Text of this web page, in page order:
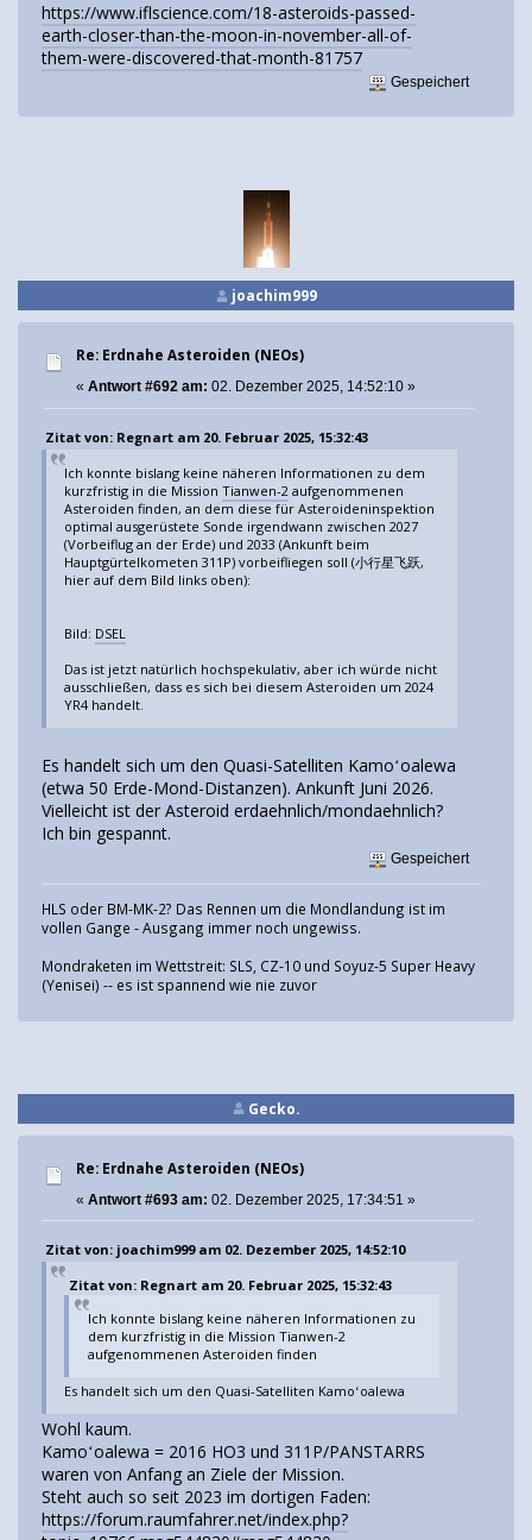
https://www.iflscience.com/18-asteroids-passed-
earth-closer-than-the-moon-in-november-all-of-
them-were-discovered-that-month-81757
Gespeichert
joachim999
Re: Erdnahe Asteroiden (NEOs)
« Antwort #692 am: 02. Dezember 2025, 14:52:10 »
Zitat von: Regnart am 20. Februar 2025, 15:32:43
Ich konnte bislang keine näheren Informationen zu dem
kurzfristig in die MissionTianwen-2 aufgenommenen
Asteroiden finden, an dem diese für Asteroideninspektion
optimal ausgerüstete Sonde irgendwann zwischen 2027
(Vorbeiflug an der Erde) und 2033 (Ankunft beim
Hauptgürtelkometen 311P) vorbeifliegen soll (小行星飞跃,
hier auf dem Bild links oben):
Bild: DSEL
Das ist jetzt natürlich hochspekulativ, aber ich würde nicht
ausschließen, dass es sich bei diesem Asteroiden um 2024
YR4 handelt.
Es handelt sich um den Quasi-Satelliten Kamoʻoalewa
(etwa 50 Erde-Mond-Distanzen). Ankunft Juni 2026.
Vielleicht ist der Asteroid erdaehnlich/mondaehnlich?
Ich bin gespannt.
Gespeichert
HLS oder BM-MK-2? Das Rennen um die Mondlandung ist im
vollen Gange - Ausgang immer noch ungewiss.
Mondraketen im Wettstreit: SLS, CZ-10 und Soyuz-5 Super Heavy
(Yenisei) -- es ist spannend wie nie zuvor
Gecko.
Re: Erdnahe Asteroiden (NEOs)
« Antwort #693 am: 02. Dezember 2025, 17:34:51 »
Zitat von: joachim999 am 02. Dezember 2025, 14:52:10
Zitat von: Regnart am 20. Februar 2025, 15:32:43
Ich konnte bislang keine näheren Informationen zu
dem kurzfristig in die Mission Tianwen-2
aufgenommenen Asteroiden finden
Es handelt sich um den Quasi-Satelliten Kamoʻoalewa
Wohl kaum.
Kamoʻoalewa = 2016 HO3 und 311P/PANSTARRS
waren von Anfang an Ziele der Mission.
Steht auch so seit 2023 im dortigen Faden:
https://forum.raumfahrer.net/index.php?